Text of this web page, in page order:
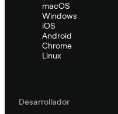
macOS
Windows
iOS
Android
Chrome
Linux
Desarrollador